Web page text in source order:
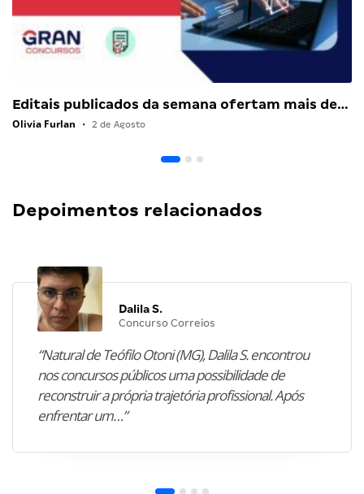
Editais publicados da semana ofertam mais de…
Olivia Furlan • 2 de Agosto
Depoimentos relacionados
Dalila S.
Concurso Correios
“Natural de Teófilo Otoni (MG), Dalila S. encontrou
nos concursos públicos uma possibilidade de
reconstruir a própria trajetória profissional. Após
enfrentar um…”